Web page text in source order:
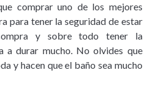
comprar uno de los mejores
para tener la seguridad de estar
y sobre todo tener la
a durar mucho. No olvides que
y hacen que el baño sea mucho